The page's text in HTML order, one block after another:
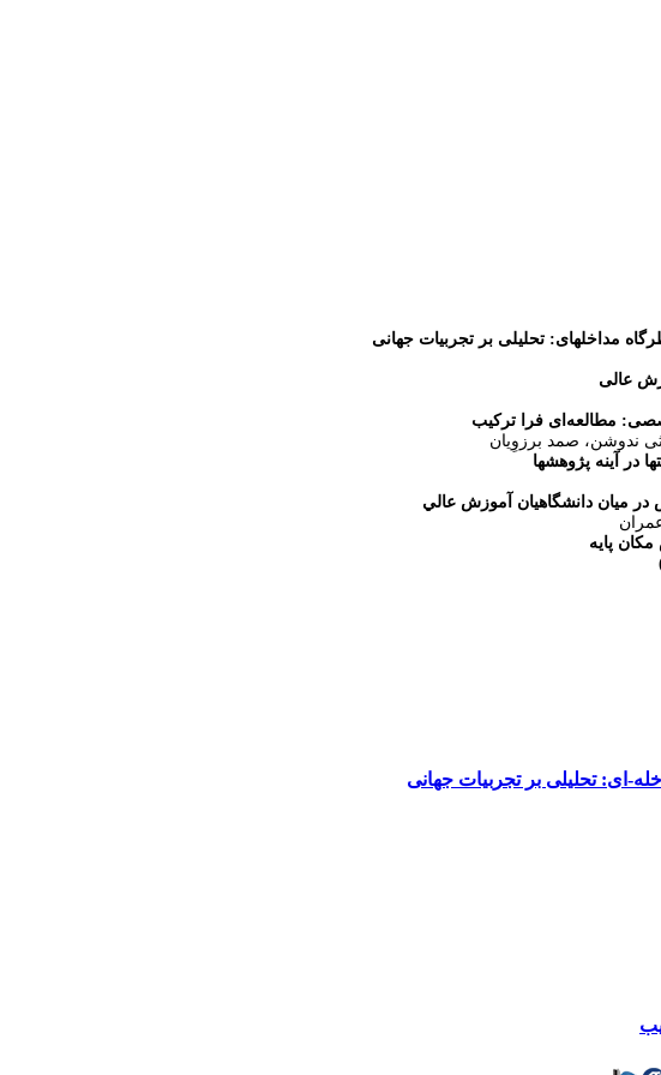
مداخله­ای: تحلیلی بر تجربیات جهانی
عالی
مطالعه‌ای فرا ترکیب
ندوشن، صمد برزوِیان
در آینه پژوهش­ها
ميان دانشگاهيان آموزش عالي
پایه
ای: تحلیلی بر تجربیات جهانی